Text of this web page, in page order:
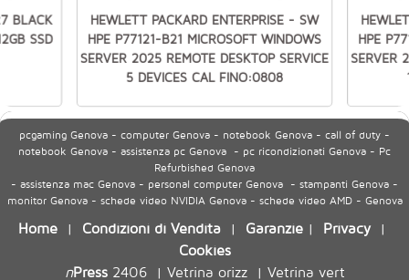
BLACK
SSD
HEWLETT PACKARD ENTERPRISE - SW
HPE P77121-B21 MICROSOFT WINDOWS
SERVER 2025 REMOTE DESKTOP SERVICE
5 DEVICES CAL FINO:0808
HPE
SERVER
pcgaming Genova - computer Genova - notebook Genova - call of duty -
notebook Genova - assistenza pc Genova - pc ricondizionati Genova - Pc
Refurbished Genova
- assistenza mac Genova - personal computer Genova - stampanti Genova -
monitor Genova - schede video NVIDIA Genova - schede video AMD - Genova
Home | Condizioni di Vendita | Garanzie | Privacy|
Cookies
nPress2406| Vetrina orizz| Vetrina vert